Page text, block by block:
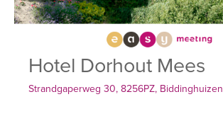
Hotel Dorhout Mees
Strandgaperweg 30, 8256PZ, Biddinghuizen